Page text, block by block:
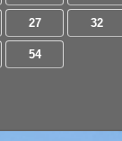
27 32
54